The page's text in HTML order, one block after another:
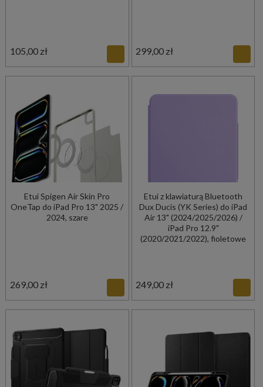
105,00 zł 299,00 zł
Etui Spigen Air Skin Pro
OneTap do iPad Pro 13" 2025 /
2024, szare
269,00 zł
Etui z klawiaturą Bluetooth
Dux Ducis (YK Series) do iPad
Air 13" (2024/2025/2026) /
iPad Pro 12.9"
(2020/2021/2022), fioletowe
249,00 zł